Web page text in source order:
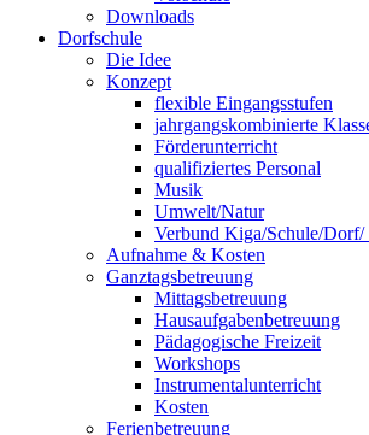
Downloads
Dorfschule
Die Idee
Konzept
flexible Eingangsstufen
jahrgangskombinierte
Förderunterricht
qualifiziertes Personal
Musik
Umwelt/Natur
Verbund Kiga/Schule/
Aufnahme & Kosten
Ganztagsbetreuung
Mittagsbetreuung
Hausaufgabenbetreuung
Pädagogische Freizeit
Workshops
Instrumentalunterricht
Kosten
Ferienbetreuung